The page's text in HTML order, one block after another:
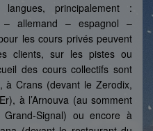
principalement :
allemand – espagnol –
les cours privés peuvent
clients, sur les pistes ou
des cours collectifs sont
à Crans (devant le Zerodix,
à l’Arnouva (au somment
Signal) ou encore à